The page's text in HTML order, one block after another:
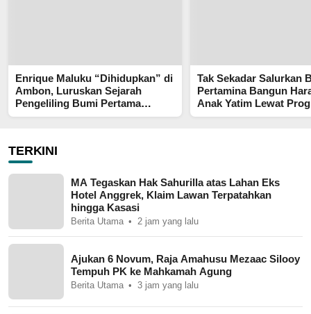
Enrique Maluku “Dihidupkan” di
Ambon, Luruskan Sejarah
Pengeliling Bumi Pertama
Adalah Putra Nusantara
Tak Sekadar Salurkan
Pertamina Bangun
Anak Yatim Lewat
Pertamina Berkah
TERKINI
MA Tegaskan Hak Sahurilla atas Lahan Eks
Hotel Anggrek, Klaim Lawan Terpatahkan
hingga Kasasi
Berita Utama 2 jam yang lalu
Ajukan 6 Novum, Raja Amahusu Mezaac Silooy
Tempuh PK ke Mahkamah Agung
Berita Utama 3 jam yang lalu